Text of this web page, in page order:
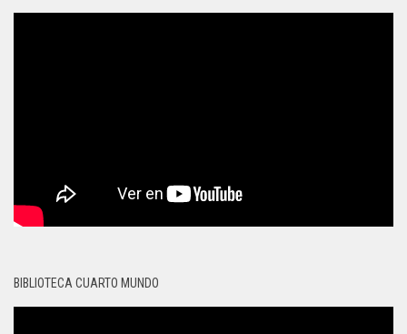
BIBLIOTECA CUARTO MUNDO